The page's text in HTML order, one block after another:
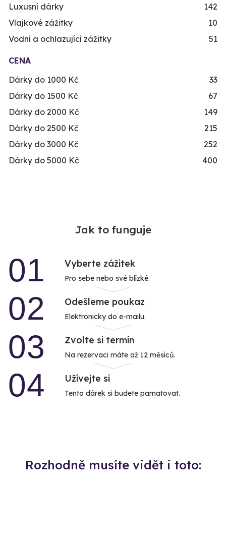
Luxusní dárky
142
Vlajkové zážitky
10
Vodní a ochlazující zážitky
51
CENA
Dárky do 1000 Kč
33
Dárky do 1500 Kč
67
Dárky do 2000 Kč
149
Dárky do 2500 Kč
215
Dárky do 3000 Kč
252
Dárky do 5000 Kč
400
Jak to funguje
01 Vyberte zážitek
Pro sebe nebo své blízké.
02 Odešleme poukaz
Elektronicky do e-mailu.
03 Zvolte si termín
Na rezervaci máte až 12 měsíců.
04 Užívejte si
Tento dárek si budete pamatovat.
Rozhodně musíte vidět i toto: